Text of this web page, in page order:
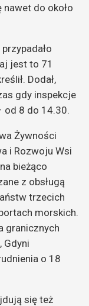
nawet do około
jest to 71
Dodał,
gdy inspekcje
od 8 do 14.30.
Żywności
i Rozwoju Wsi
bieżąco
z obsługą
trzecich
morskich.
granicznych
Gdyni
o 18
się też